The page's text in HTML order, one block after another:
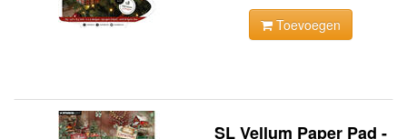
Toevoegen
SL Vellum Paper Pad -